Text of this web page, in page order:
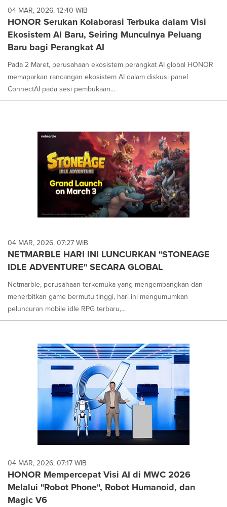
04 MAR, 2026, 12:40 WIB
HONOR Serukan Kolaborasi Terbuka dalam Visi
Ekosistem AI Baru, Seiring Munculnya Peluang
Baru bagi Perangkat AI
Pada 2 Maret, perusahaan ekosistem perangkat AI global HONOR
memaparkan rancangan ekosistem AI dalam diskusi panel
ConnectAI pada sesi pembukaan...
04 MAR, 2026, 07:27 WIB
NETMARBLE HARI INI LUNCURKAN "STONEAGE
IDLE ADVENTURE" SECARA GLOBAL
Netmarble, perusahaan terkemuka yang mengembangkan dan
menerbitkan game bermutu tinggi, hari ini mengumumkan
peluncuran mobile idle RPG terbaru,...
04 MAR, 2026, 07:17 WIB
HONOR Mempercepat Visi AI di MWC 2026
Melalui "Robot Phone", Robot Humanoid, dan
Magic V6